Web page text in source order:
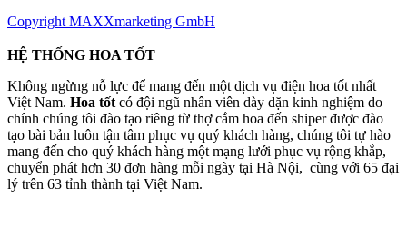
Copyright MAXXmarketing GmbH
HỆ THỐNG HOA TỐT
Không ngừng nỗ lực để mang đến một dịch vụ điện hoa tốt nhất
Việt Nam. Hoa tốt có đội ngũ nhân viên dày dặn kinh nghiệm do
chính chúng tôi đào tạo riêng từ thợ cắm hoa đến shiper được đào
tạo bài bản luôn tận tâm phục vụ quý khách hàng, chúng tôi tự hào
mang đến cho quý khách hàng một mạng lưới phục vụ rộng khắp,
chuyển phát hơn 30 đơn hàng mỗi ngày tại Hà Nội, cùng với 65 đại
lý trên 63 tỉnh thành tại Việt Nam.